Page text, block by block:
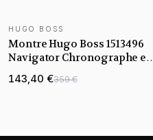
HUGO BOSS
Montre Hugo Boss 1513496
Navigator Chronographe en
143,40 €359 €